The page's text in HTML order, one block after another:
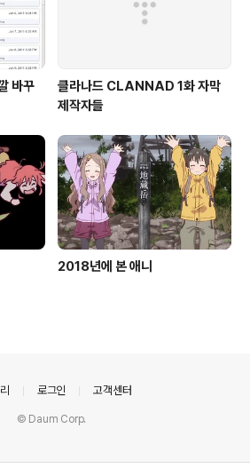
바꾸
클라나드 CLANNAD 1화 자막
제작자들
2018년에 본 애니
로그인 고객센터
© Daum Corp.